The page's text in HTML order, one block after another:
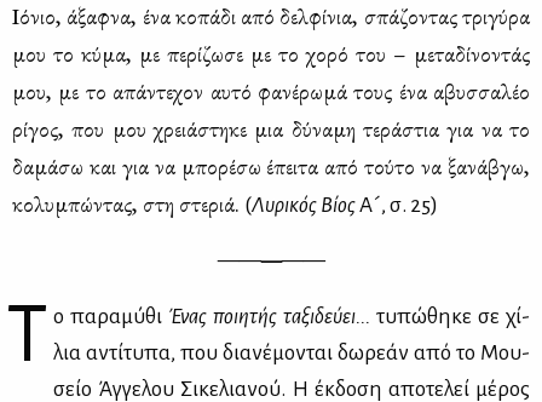
Ιό­νιο, άξαφ­να, ένα κο­πά­δι από δελ­φί­νια, σπά­ζο­ντας τρι­γύ­ρα
μου το κύ­μα, με πε­ρί­ζω­σε με το χο­ρό του – με­τα­δί­νο­ντάς
μου, με το απά­ντε­χον αυ­τό φα­νέ­ρω­μά τους ένα αβυσ­σα­λέο
ρί­γος, που μου χρειά­στη­κε μια δύ­να­μη τε­ρά­στια για να το
δα­μά­σω και για να μπο­ρέ­σω έπει­τα από τού­το να ξα­νά­βγω,
κο­λυ­μπώ­ντας, στη στε­ριά. (Λυ­ρι­κός Βί­οςΑ´, σ. 25)
—————
Τ ο πα­ρα­μύ­θι Ένας ποι­η­τής τα­ξι­δεύ­ει... τυ­πώ­θη­κε σε χί­
λια αντί­τυ­πα, που δια­νέ­μο­νται δω­ρε­άν από το Μου­
σείο Άγ­γε­λου Σι­κε­λια­νού. Η έκ­δο­ση απο­τε­λεί μέ­ρος